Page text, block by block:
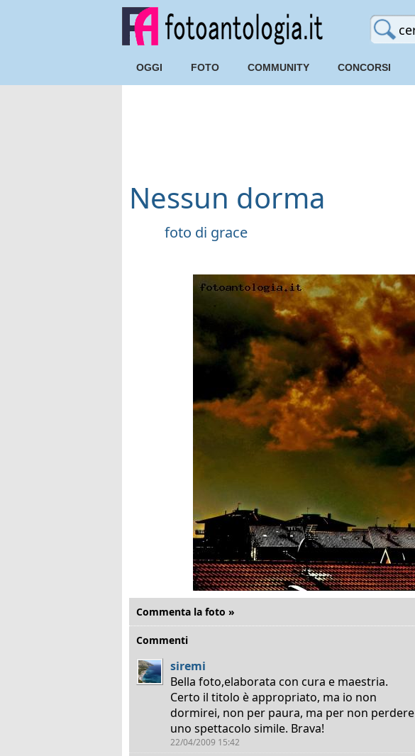
OGGI FOTO COMMUNITY CONCORSI
Nessun dorma
foto di grace
Commenta la foto »
Commenti
siremi
Bella foto,elaborata con cura e maestria.
Certo il titolo è appropriato, ma io non
dormirei, non per paura, ma per non perdere
uno spettacolo simile. Brava!
22/04/2009 15:42